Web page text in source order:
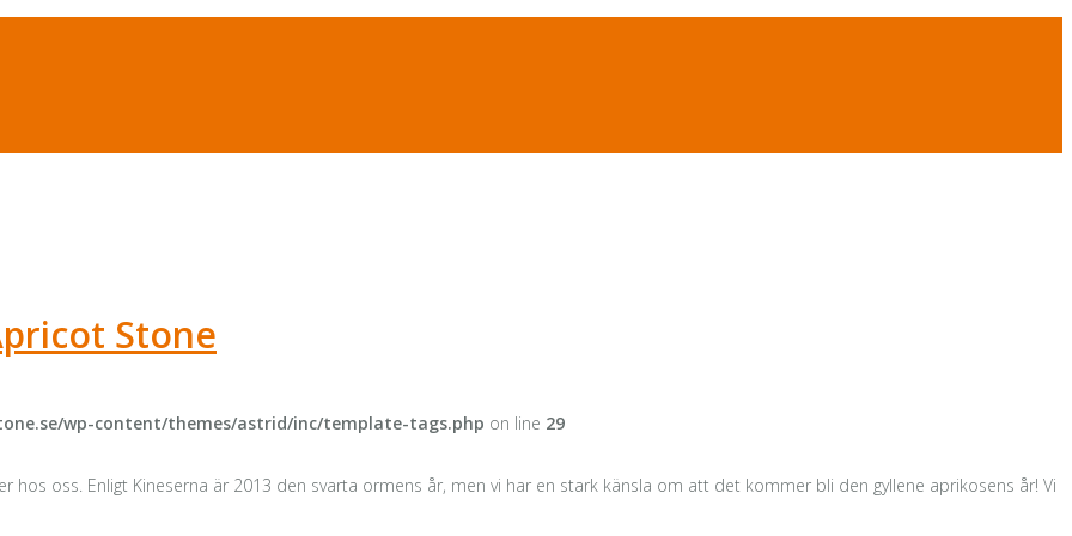
Stone
wp-content/themes/astrid/inc/template-tags.php on line 29
hos oss. Enligt Kineserna är 2013 den svarta ormens år, men vi har en stark känsla om att det kommer bli den gyllene aprikosens år! Vi